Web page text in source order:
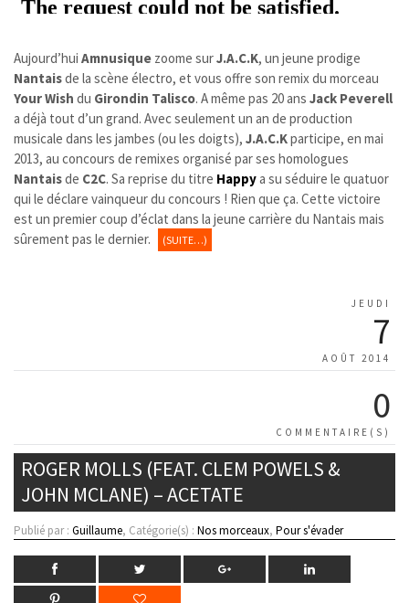
Aujourd’hui Amnusique zoome surJ.A.C.K, un jeune prodige
Nantaisde la scène électro, et vous offre son remix du morceau
Your Wish du Girondin Talisco. A même pas 20 ans Jack Peverell
a déjà tout d’un grand. Avec seulement un an de production
musicale dans les jambes (ou les doigts), J.A.C.Kparticipe, en mai
2013, au concours de remixes organisé par ses homologues
Nantaisde C2C. Sa reprise du titre Happya su séduire le quatuor
qui le déclare vainqueur du concours ! Rien que ça. Cette victoire
est un premier coup d’éclat dans la jeune carrière du Nantais mais
sûrement pas le dernier.
(SUITE…)
JEUDI
7
AOÛT 2014
0
COMMENTAIRE(S)
ROGER MOLLS (FEAT. CLEM POWELS &
JOHN MCLANE) – ACETATE
Publié par : Guillaume, Catégorie(s) : Nos morceaux, Pour s'évader